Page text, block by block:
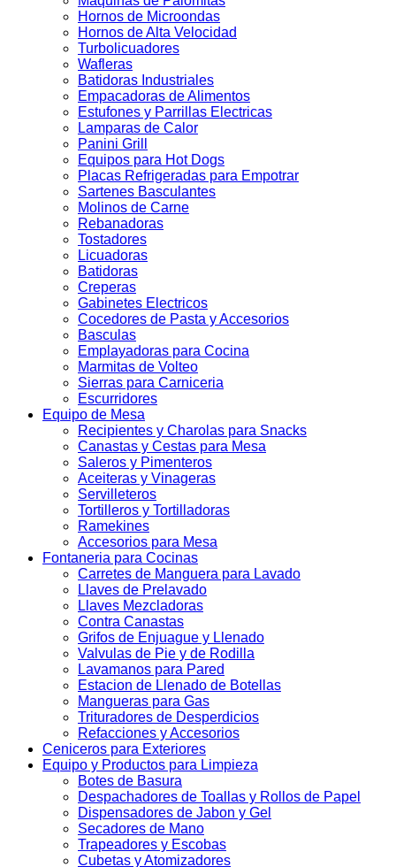
Hornos de Microondas
Hornos de Alta Velocidad
Turbolicuadores
Wafleras
Batidoras Industriales
Empacadoras de Alimentos
Estufones y Parrillas Electricas
Lamparas de Calor
Panini Grill
Equipos para Hot Dogs
Placas Refrigeradas para Empotrar
Sartenes Basculantes
Molinos de Carne
Rebanadoras
Tostadores
Licuadoras
Batidoras
Creperas
Gabinetes Electricos
Cocedores de Pasta y Accesorios
Basculas
Emplayadoras para Cocina
Marmitas de Volteo
Sierras para Carniceria
Escurridores
Equipo de Mesa
Recipientes y Charolas para Snacks
Canastas y Cestas para Mesa
Saleros y Pimenteros
Aceiteras y Vinageras
Servilleteros
Tortilleros y Tortilladoras
Ramekines
Accesorios para Mesa
Fontaneria para Cocinas
Carretes de Manguera para Lavado
Llaves de Prelavado
Llaves Mezcladoras
Contra Canastas
Grifos de Enjuague y Llenado
Valvulas de Pie y de Rodilla
Lavamanos para Pared
Estacion de Llenado de Botellas
Mangueras para Gas
Trituradores de Desperdicios
Refacciones y Accesorios
Ceniceros para Exteriores
Equipo y Productos para Limpieza
Botes de Basura
Despachadores de Toallas y Rollos de Papel
Dispensadores de Jabon y Gel
Secadores de Mano
Trapeadores y Escobas
Cubetas y Atomizadores